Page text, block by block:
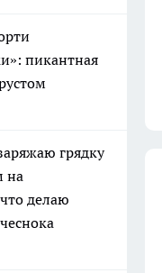
пикантная
грядку
на
делаю